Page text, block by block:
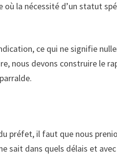
la nécessité d’un statut
ce qui ne signifie
nous devons construire le
préfet, il faut que nous
sait dans quels délais et